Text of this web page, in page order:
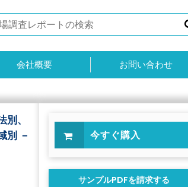
会社概要 お問い合わせ
、
別 －
今すぐ購入
サンプルPDFを請求する